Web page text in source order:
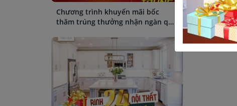
Chương trình khuyến mãi bốc
thăm trúng thưởng nhận ngàn quà